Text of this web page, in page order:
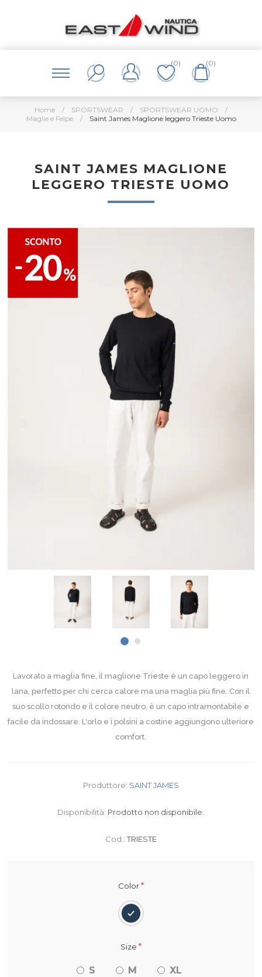
(0) (0)
Home / SPORTSWEAR / SPORTSWEAR UOMO
/
Maglie e Felpe
/ Saint James Maglione leggero Trieste Uomo
SAINT JAMES MAGLIONE
LEGGERO TRIESTE UOMO
Lavorato a maglia fine, il maglione Trieste è un capo leggero in
lana, perfetto per chi cerca calore ma una maglia più fine. Con il
suo scollo rotondo e il colore neutro, è un capo intramontabile e
facile da indossare. L'orlo e i polsini a costine aggiungono ulteriore
comfort.
Produttore: SAINT JAMES
Disponibilità: Prodotto non disponibile.
Cod.: TRIESTE
Color*
Size *
S M XL